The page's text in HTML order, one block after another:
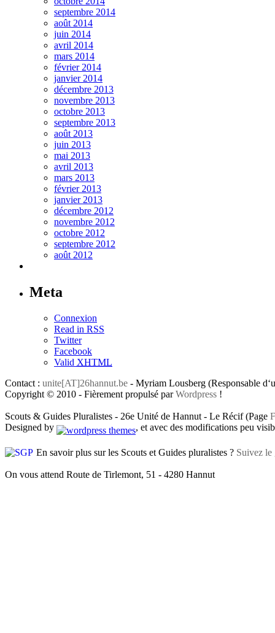
septembre 2014
août 2014
juin 2014
avril 2014
mars 2014
février 2014
janvier 2014
décembre 2013
novembre 2013
octobre 2013
septembre 2013
août 2013
juin 2013
mai 2013
avril 2013
mars 2013
février 2013
janvier 2013
décembre 2012
novembre 2012
octobre 2012
septembre 2012
août 2012
Meta
Connexion
Read in RSS
Twitter
Facebook
Valid XHTML
Contact : unite[AT]26hannut.be - Myriam Lousberg (Responsable
Copyright © 2010 - Fièrement propulsé parWordpress !
Scouts & Guides Pluralistes - 26e Unité de Hannut - Le Récif (Page
Designed by
, et avec des modifications peu
En savoir plus sur les Scouts et Guides pluralistes ? Suivez le
On vous attend Route de Tirlemont, 51 - 4280 Hannut